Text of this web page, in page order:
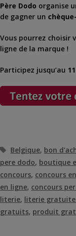
Père Dodo organise
de gagner un
Vous pourrez choisir
ligne de la marque !
Participez jusqu’au
Étiquettes
Belgique, bon
pere dodo, boutique
concours, concours
en ligne, concours
literie, literie gratuite
gratuits, produit